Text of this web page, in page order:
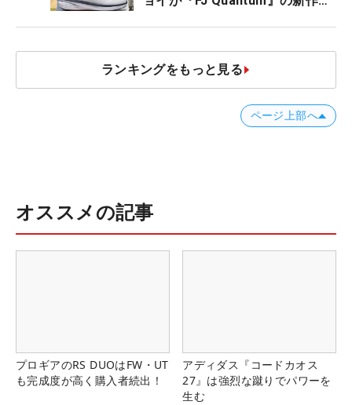
ランキングをもっと見る
ページ上部へ
オススメの記事
プロギアのRS DUOはFW・UT
も完成度が高く購入者続出！
アディダス『コードカオス
27』は強烈な蹴りでパワーを
生む